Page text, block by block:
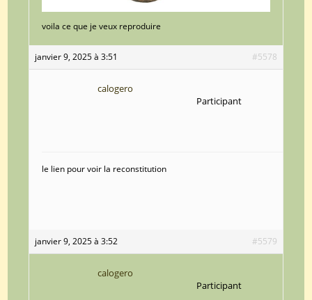
voila ce que je veux reproduire
janvier 9, 2025 à 3:51 #5578
calogero
Participant
le lien pour voir la reconstitution
janvier 9, 2025 à 3:52 #5579
calogero
Participant